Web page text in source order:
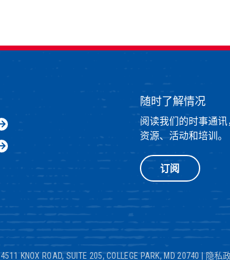
随时了解情况
阅读我们的时事通
资源、活动和培训。
订阅
4511 KNOX ROAD, SUITE 205, COLLEGE PARK, MD 20740|隐私